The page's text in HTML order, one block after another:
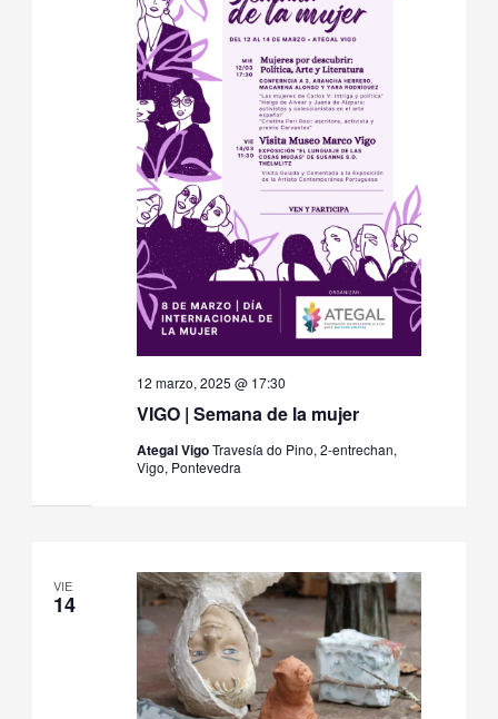
VIGO | Semana de la mujer
12 marzo, 2025 @ 17:30
Ategal VigoTravesía do Pino, 2-entrechan,
Vigo, Pontevedra
VIE
14